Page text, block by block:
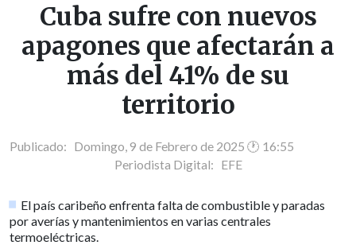
Cuba sufre con nuevos
apagones que afectarán a
más del 41% de su
territorio
Publicado: Domingo, 9 de Febrero de 2025 🕐 16:55
Periodista Digital: EFE
El país caribeño enfrenta falta de combustible y paradas
por averías y mantenimientos en varias centrales
termoeléctricas.